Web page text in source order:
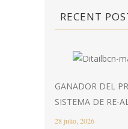
RECENT
GANADOR DEL
SISTEMA DE RE-
28 julio, 2026